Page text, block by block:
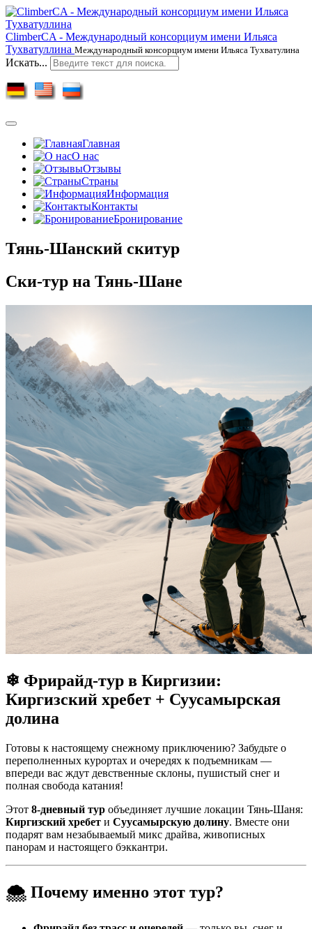
ClimberCA - Международный консорциум имени Ильяса
Тухватуллина Международный консорциум имени Ильяса Тухватулина
Искать...
Главная
О нас
Отзывы
Страны
Информация
Контакты
Бронирование
Тянь-Шанский скитур
Ски-тур на Тянь-Шане
❄ Фрирайд-тур в Киргизии:
Киргизский хребет + Суусамырская
долина
Готовы к настоящему снежному приключению? Забудьте о
переполненных курортах и очередях к подъемникам —
впереди вас ждут девственные склоны, пушистый снег и
полная свобода катания!
Этот 8-дневный тур объединяет лучшие локации Тянь-Шаня:
Киргизский хребет и Суусамырскую долину. Вместе они
подарят вам незабываемый микс драйва, живописных
панорам и настоящего бэккантри.
🌨 Почему именно этот тур?